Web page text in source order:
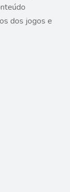
dos jogos e